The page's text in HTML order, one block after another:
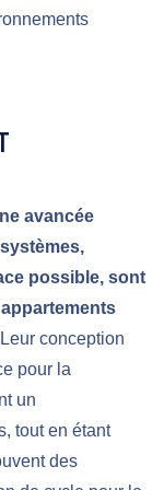
avancée
possible, sont
Leur conception
pour la
un
tout en étant
des